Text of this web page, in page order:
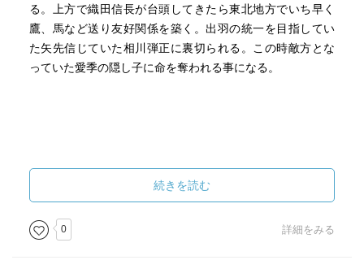
る。上方で織田信長が台頭してきたら東北地方でいち早く
鷹、馬など送り友好関係を築く。出羽の統一を目指してい
た矢先信じていた相川弾正に裏切られる。この時敵方とな
っていた愛季の隠し子に命を奪われる事になる。
続きを読む
0 詳細をみる